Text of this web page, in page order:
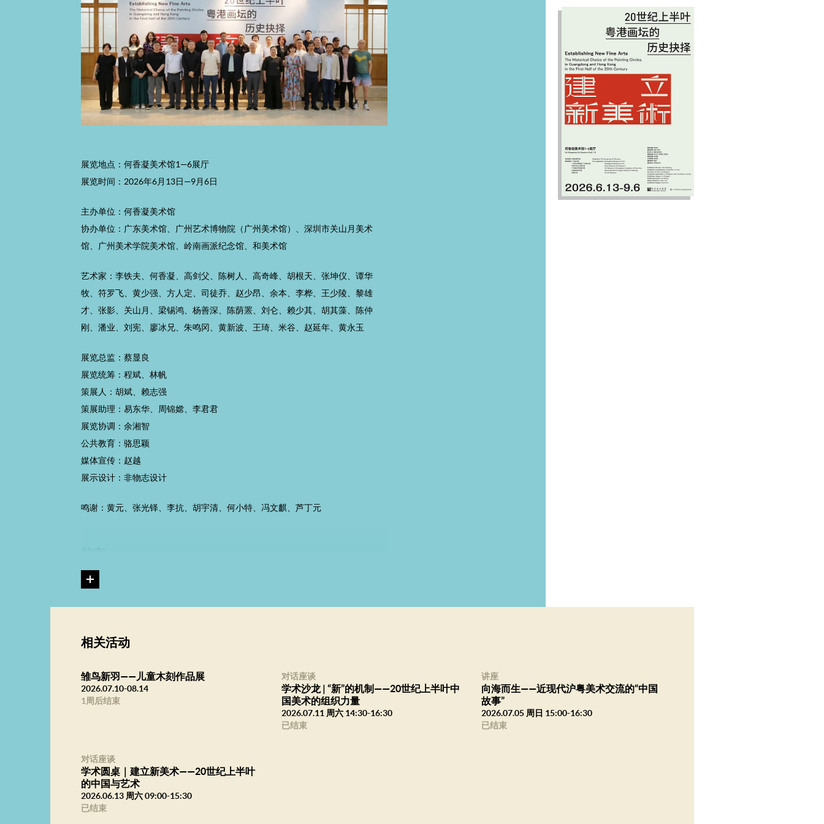
展览地点：何香凝美术馆1—6展厅
展览时间：2026年6月13日—9月6日
主办单位：何香凝美术馆
协办单位：广东美术馆、广州艺术博物院（广州美术馆）、深圳市关山月美术
馆、广州美术学院美术馆、岭南画派纪念馆、和美术馆
艺术家：李铁夫、何香凝、高剑父、陈树人、高奇峰、胡根天、张坤仪、谭华
牧、符罗飞、黄少强、方人定、司徒乔、赵少昂、余本、李桦、王少陵、黎雄
才、张影、关山月、梁锡鸿、杨善深、陈荫罴、刘仑、赖少其、胡其藻、陈仲
刚、潘业、刘宪、廖冰兄、朱鸣冈、黄新波、王琦、米谷、赵延年、黄永玉
展览总监：蔡显良
展览统筹：程斌、林帆
策展人：胡斌、赖志强
策展助理：易东华、周锦嫦、李君君
展览协调：余湘智
公共教育：骆思颖
媒体宣传：赵越
展示设计：非物志设计
鸣谢：黄元、张光铎、李抗、胡宇清、何小特、冯文麒、芦丁元
清末以来，至二十世纪中叶，中国社会处在动荡、变革之中。面对“新世界”，知
代精神，也是一种理想。他们希望从古典及西学中谋求崭新的艺术表现——新的
时俱进地对社会及现实表达出更加实际的关怀。这场关于艺术的讨论，一般认为
来自于康有为、陈独秀等，但是，如何从思想的转变到视觉的实践，这个过程却
并不轻松！几乎与“革命”运动同步，一些优秀的艺术家从西洋画中寻找到了变革
中国画的方案——以“写实”替代“笔墨趣味”；以“飞机大炮”反映现实世界！
此后，更多的艺术家加入到“艺术革命”的理想之中，试图寻找自己对于新世界的
理解、再现和表达。随之而来，艺术的变革也不限于中国画，艺术家以理想主义
的姿态，热情且真诚地讨论油画、版画、漫画等各种媒介的视觉创作。从1911年
至1949年，部分艺术家获得一个共识：艺术不仅是色彩的绚烂、形体的变化、线
相关活动
雏鸟新羽——儿童木刻作品展
2026.07.10-08.14
1周后结束
对话座谈
学术沙龙 | “新”的机制——20世纪上半叶中
国美术的组织力量
2026.07.11 周六 14:30-16:30
已结束
讲座
向海而生——近现代沪粤美术交流的“中国
故事”
2026.07.05 周日 15:00-16:30
已结束
对话座谈
学术圆桌｜建立新美术——20世纪上半叶
的中国与艺术
2026.06.13 周六 09:00-15:30
已结束